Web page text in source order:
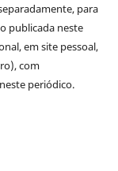
para
publicada neste
em site pessoal,
com
periódico.